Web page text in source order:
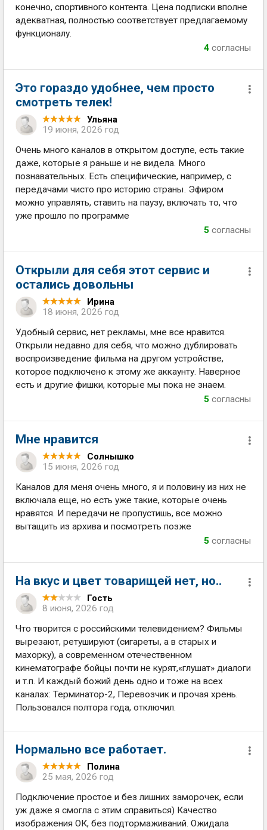
конечно, спортивного контента. Цена подписки вполне
адекватная, полностью соответствует предлагаемому
функционалу.
4 согласны
Это гораздо удобнее, чем просто
смотреть телек!
Ульяна
19 июня, 2026 год
Очень много каналов в открытом доступе, есть такие
даже, которые я раньше и не видела. Много
познавательных. Есть специфические, например, с
передачами чисто про историю страны. Эфиром
можно управлять, ставить на паузу, включать то, что
уже прошло по программе
5 согласны
Открыли для себя этот сервис и
остались довольны
Ирина
18 июня, 2026 год
Удобный сервис, нет рекламы, мне все нравится.
Открыли недавно для себя, что можно дублировать
воспроизведение фильма на другом устройстве,
которое подключено к этому же аккаунту. Наверное
есть и другие фишки, которые мы пока не знаем.
5 согласны
Мне нравится
Солнышко
15 июня, 2026 год
Каналов для меня очень много, я и половину из них не
включала еще, но есть уже такие, которые очень
нравятся. И передачи не пропустишь, все можно
вытащить из архива и посмотреть позже
5 согласны
На вкус и цвет товарищей нет, но..
Гость
8 июня, 2026 год
Что творится с российскими телевидением? Фильмы
вырезают, ретушируют (сигареты, а в старых и
махорку), а современном отечественном
кинематографе бойцы почти не курят,«глушат» диалоги
и т.п. И каждый божий день одно и тоже на всех
каналах: Терминатор-2, Перевозчик и прочая хрень.
Пользовался полтора года, отключил.
Нормально все работает.
Полина
25 мая, 2026 год
Подключение простое и без лишних заморочек, если
уж даже я смогла с этим справиться) Качество
изображения ОК, без подтормаживаний. Ожидала